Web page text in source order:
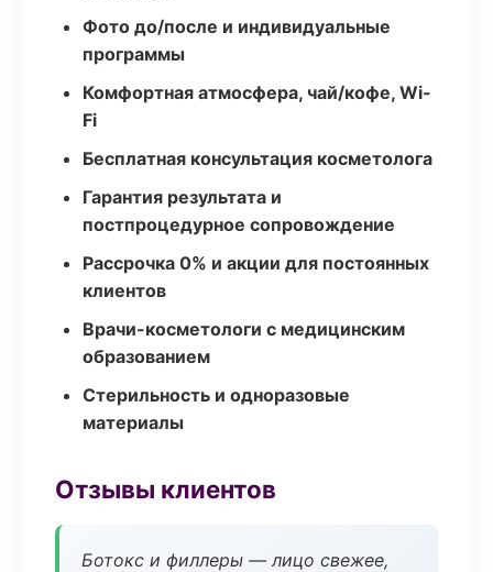
Фото до/после и индивидуальные
программы
Комфортная атмосфера, чай/кофе, Wi-
Fi
Бесплатная консультация косметолога
Гарантия результата и
постпроцедурное сопровождение
Рассрочка 0% и акции для постоянных
клиентов
Врачи-косметологи с медицинским
образованием
Стерильность и одноразовые
материалы
Отзывы клиентов
Ботокс и филлеры — лицо свежее,